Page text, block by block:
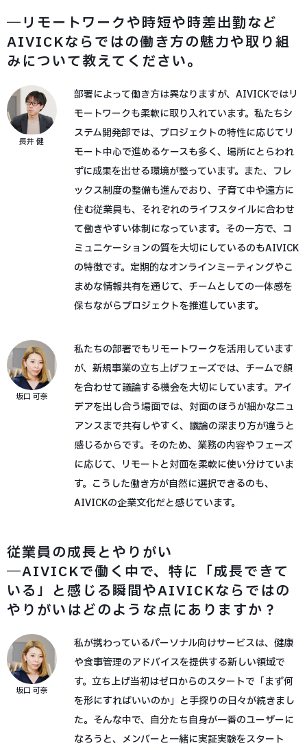
―リモートワークや時短や時差出勤など
AIVICKならではの働き方の魅力や取り組
みについて教えてください。
長井 健
部署によって働き方は異なりますが、AIVICKではリ
モートワークも柔軟に取り入れています。私たちシ
ステム開発部では、プロジェクトの特性に応じてリ
モート中心で進めるケースも多く、場所にとらわれ
ずに成果を出せる環境が整っています。また、フレ
ックス制度の整備も進んでおり、子育て中や遠方に
住む従業員も、それぞれのライフスタイルに合わせ
て働きやすい体制になっています。その一方で、コ
ミュニケーションの質を大切にしているのもAIVICK
の特徴です。定期的なオンラインミーティングやこ
まめな情報共有を通じて、チームとしての一体感を
保ちながらプロジェクトを推進しています。
坂口 可奈
私たちの部署でもリモートワークを活用しています
が、新規事業の立ち上げフェーズでは、チームで顔
を合わせて議論する機会を大切にしています。アイ
デアを出し合う場面では、対面のほうが細かなニュ
アンスまで共有しやすく、議論の深まり方が違うと
感じるからです。そのため、業務の内容やフェーズ
に応じて、リモートと対面を柔軟に使い分けていま
す。こうした働き方が自然に選択できるのも、
AIVICKの企業文化だと感じています。
従業員の成長とやりがい
―AIVICKで働く中で、特に「成長できて
いる」と感じる瞬間やAIVICKならではの
やりがいはどのような点にありますか？
坂口 可奈
私が携わっているパーソナル向けサービスは、健康
や食事管理のアドバイスを提供する新しい領域で
す。立ち上げ当初はゼロからのスタートで「まず何
を形にすればいいのか」と手探りの日々が続きまし
た。そんな中で、自分たち自身が一番のユーザーに
なろうと、メンバーと一緒に実証実験をスタート